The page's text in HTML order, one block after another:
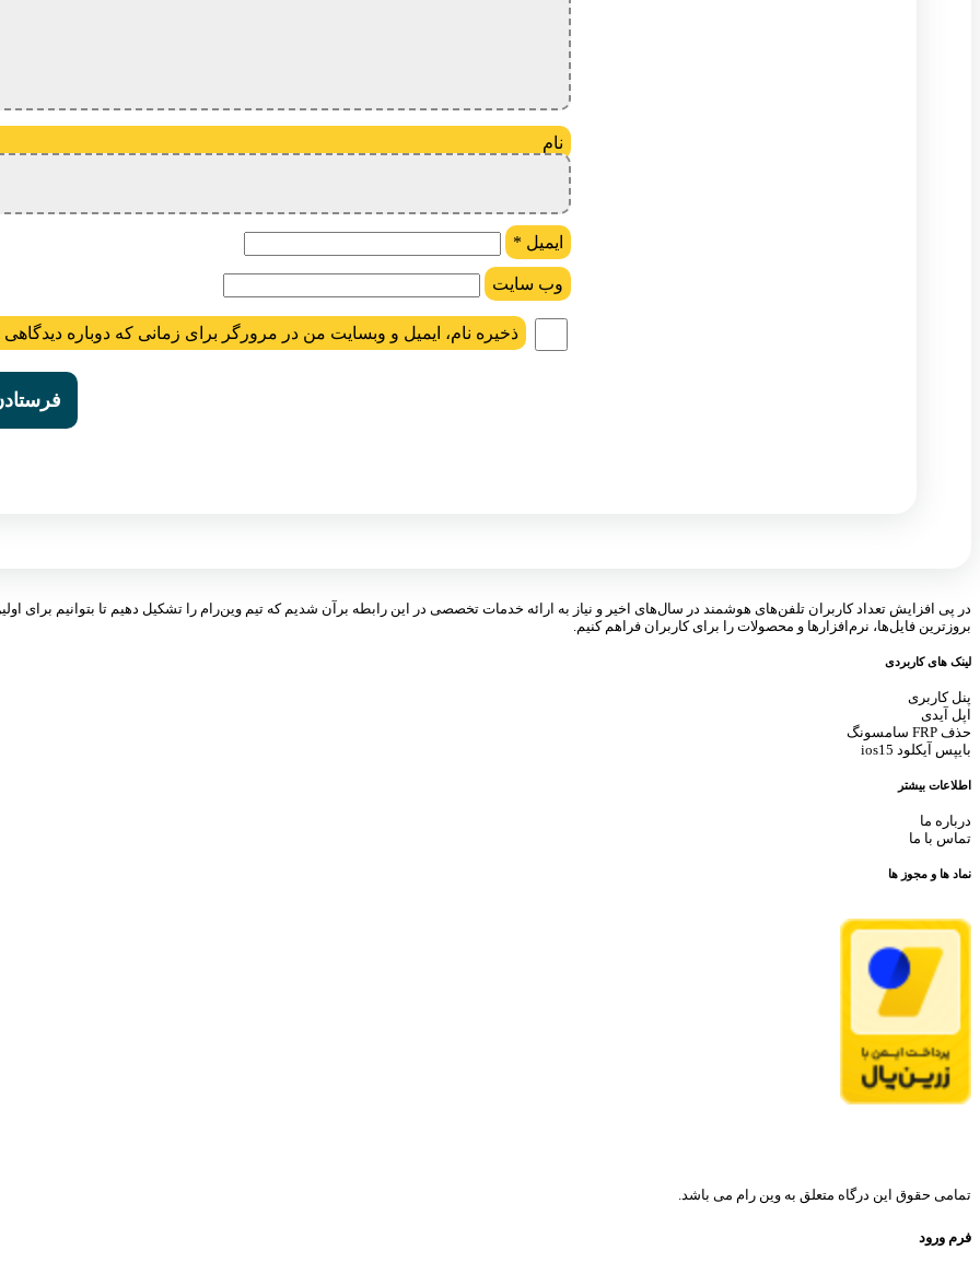
ایمیل *
وب‌ سایت
ذخیره نام، ایمیل و وبسایت من در مرورگر برای زمانی که دوباره
در پی افزایش تعداد کاربران تلفن‌های هوشمند در سال‌های اخیر و نیاز به ارائه خدمات تخصصی در این رابطه برآن شدیم که تیم وین‌رام را تشکیل دهیم تا بتوانیم برای
بروزترین فایل‌ها، نرم‌افزارها و محصولات را برای کاربران فراهم کنیم.
لینک های کاربردی
پنل کاربری
اپل آیدی
حذف FRP سامسونگ
بایپس آیکلود ios15
اطلاعات بیشتر
درباره ما
تماس با ما
نماد ها و مجوز ها
تمامی حقوق این درگاه متعلق به وین رام می باشد.
فرم ورود